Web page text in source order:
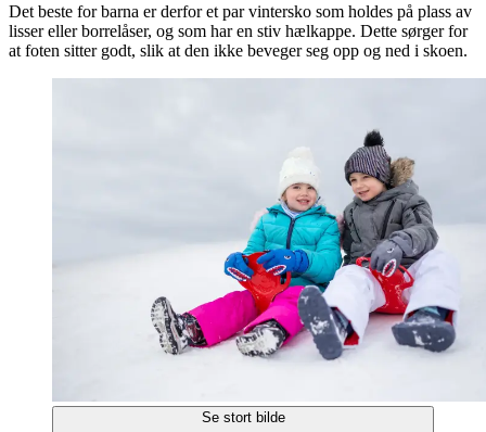
Det beste for barna er derfor et par vintersko som holdes på plass av
lisser eller borrelåser, og som har en stiv hælkappe. Dette sørger for
at foten sitter godt, slik at den ikke beveger seg opp og ned i skoen.
Se stort bilde